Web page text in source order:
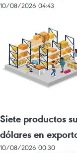
10/08/2026 04:43
Siete productos
dólares en
10/08/2026 00:30